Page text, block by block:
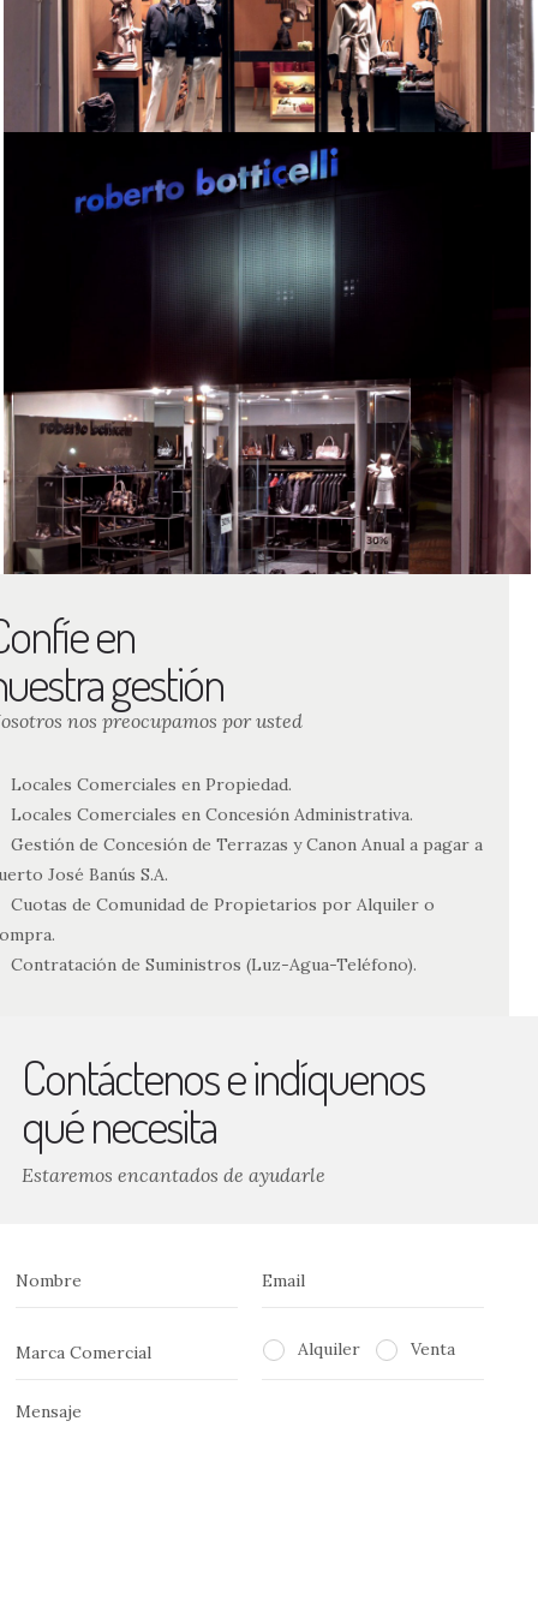
en
gestión
nos preocupamos por usted
Locales Comerciales en Propiedad.
Locales Comerciales en Concesión Administrativa.
Gestión de Concesión de Terrazas y Canon Anual a pagar a
José Banús S.A.
Cuotas de Comunidad de Propietarios por Alquiler o
Contratación de Suministros (Luz-Agua-Teléfono).
Contáctenos e indíquenos
qué necesita
Estaremos encantados de ayudarle
Alquiler Venta